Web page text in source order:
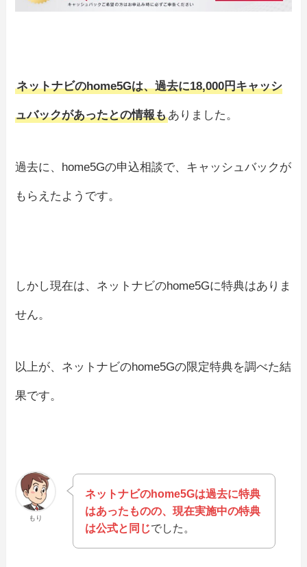
ネットナビのhome5Gは、過去に18,000円キャッシ
ュバックがあったとの情報もありました。
過去に、home5Gの申込相談で、キャッシュバックが
もらえたようです。
しかし現在は、ネットナビのhome5Gに特典はありま
せん。
以上が、ネットナビのhome5Gの限定特典を調べた結
果です。
もり
ネットナビのhome5Gは過去に特典
はあったものの、現在実施中の特典
は公式と同じでした。